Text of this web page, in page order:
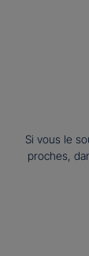
Si vous le
proches,